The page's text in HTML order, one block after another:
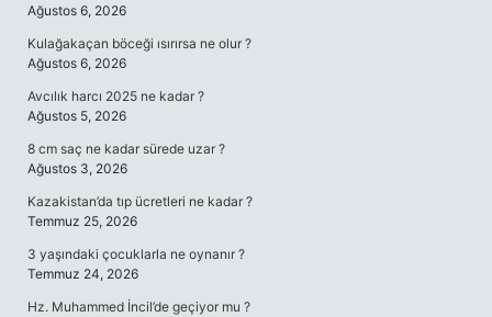
Ağustos 6, 2026
Kulağakaçan böceği ısırırsa ne olur ?
Ağustos 6, 2026
Avcılık harcı 2025 ne kadar ?
Ağustos 5, 2026
8 cm saç ne kadar sürede uzar ?
Ağustos 3, 2026
Kazakistan’da tıp ücretleri ne kadar ?
Temmuz 25, 2026
3 yaşındaki çocuklarla ne oynanır ?
Temmuz 24, 2026
Hz. Muhammed İncil’de geçiyor mu ?